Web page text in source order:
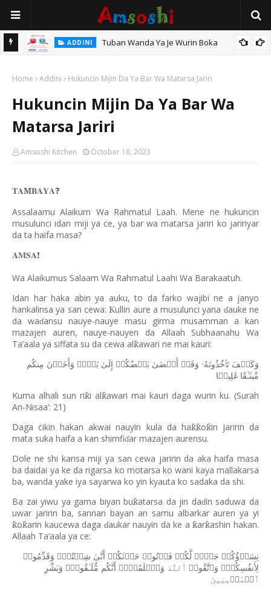
ADDINI Tuban Wanda Ya Je Wurin Boka
Home Addini Hukuncin Mijin Da Ya Bar Wa Matarsa Jariri
Hukuncin Mijin Da Ya Bar Wa
Matarsa Jariri
Amsoshi Kitchen October 18, 2023
𝐓𝐀M𝐁𝐀𝐘𝐀❓
Assalaamu Alaikum Wa Rahmatul Laah. Mene ne hukuncin
musulunci idan miji ya ce, ya bar wa matarsa jariri ko jaririyar
da ta haifa masa?
𝐀𝐌𝐒𝐀❗️
Wa Alaikumus Salaam Wa Rahmatul Laahi Wa Barakaatuh.
Idan har haka abin ya auku, to da farko wajibi ne a janyo
hankalinsa ya san cewa:Ƙullin aure a musulunci yana ɗauke ne
da waɗansu nauye-nauye masu girma musamman a kan
mazajen auren, nauye-nauyen da Allaah Subhaanahu Wa
Ta’aala ya siffata su da cewa alƙawari ne mai kauri:
وَكَیۡفَ تَأۡخُذُونَهُۥ وَقَدۡ أَفۡضَىٰ بَعۡضُكُمۡ إِلَىٰ بَعۡضࣲ وَأَخَذۡنَ مِنكُم
مِّیثَـٰقًا غَلِیظࣰا
Kuma alhali sun riƙi alƙawari mai kauri daga wurin ku. (Surah
An-Nisaa’: 21)
Daga cikin hakan akwai nauyin kula da haƙƙoƙin jaririn da
mata suka haifa a kan shimfiɗar mazajen aurensu.
Dole ne shi kansa miji ya san cewa jaririn da aka haifa masa
ba daidai ya ke da rigarsa ko motarsa ko wani kaya mallakarsa
ba, wanda yake iya sayarwa ko yin kyauta ko sadaka da shi.
Ba zai yiwu ya gama biyan buƙatarsa da jin daɗin saduwa da
uwar jaririn ba, sannan bayan an samu albarkar auren ya yi
ƙoƙarin kaucewa daga ɗaukar nauyin da ke aƙarƙashin hakan.
Allaah Ta’aala ya ce:
نِسَاۤؤُكُمۡ حَرۡثࣱ لَّكُمۡ فَأۡتُوا۟ حَرۡثَكُمۡ أَنَّىٰ شِئۡتُمۡۖ وَقَدِّمُوا۟
لِأَنفُسِكُمۡۚ وَٱتَّقُوا۟ ٱللَّهَ وَٱعۡلَمُوۤا۟ أَنَّكُم مُّلَـٰقُوهُۗ وَبَشِّرِ
ٱلۡمُؤۡمِنِینَ